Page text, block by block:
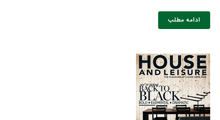
ادامه مطلب